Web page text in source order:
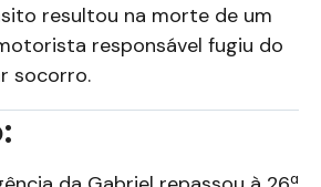
resultou na morte de um
responsável fugiu do
socorro.